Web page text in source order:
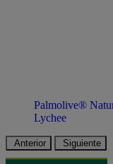
Palmolive®
Lychee
Anterior Siguiente